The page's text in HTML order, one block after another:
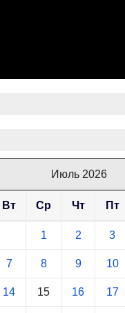
Июль 2026
Вт Ср Чт Пт
1 2 3
7 8 9 10
14 15 16 17